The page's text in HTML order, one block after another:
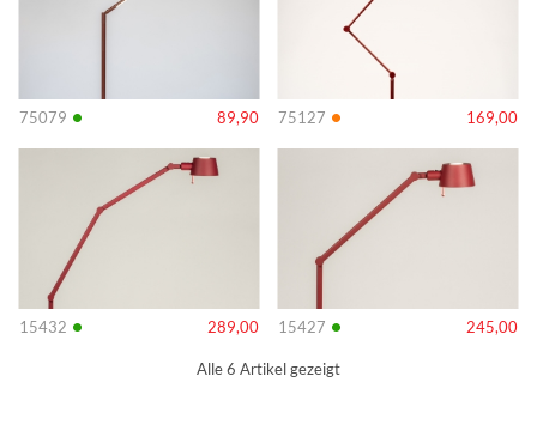
75079 • 89,90 75127 • 169,00
15432 • 289,00
Info
15427 • 245,00
Info
Alle 6 Artikel gezeigt